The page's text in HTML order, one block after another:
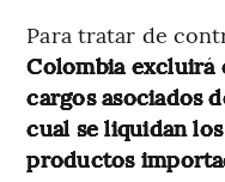
Para tratar de
Colombia excluirá
cargos asociados
cual se liquidan
productos